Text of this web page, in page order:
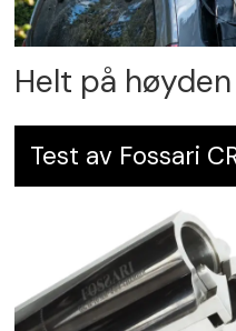
Helt på høyden
Test av Fossari